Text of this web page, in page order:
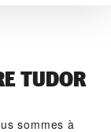
TUDOR
sommes à